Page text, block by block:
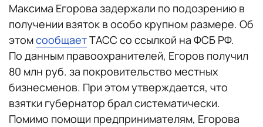
Максима Егорова задержали по подозрению в
получении взяток в особо крупном размере. Об
этомсообщаетТАСС со ссылкой на ФСБ РФ.
По данным правоохранителей, Егоров получил
80 млн руб. за покровительство местных
бизнесменов. При этом утверждается, что
взятки губернатор брал систематически.
Помимо помощи предпринимателям, Егорова